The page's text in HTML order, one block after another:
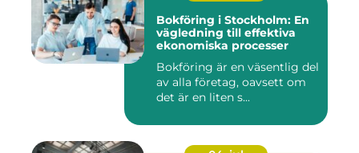
Bokföring i Stockholm: En
vägledning till effektiva
ekonomiska processer
Bokföring är en väsentlig del
av alla företag, oavsett om
det är en liten s...